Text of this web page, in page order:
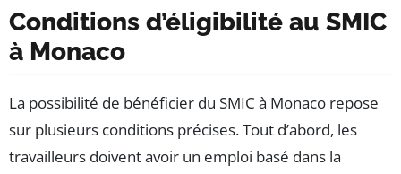
Conditions d’éligibilité au SMIC
à Monaco
La possibilité de bénéficier du SMIC à Monaco repose
sur plusieurs conditions précises. Tout d’abord, les
travailleurs doivent avoir un emploi basé dans la